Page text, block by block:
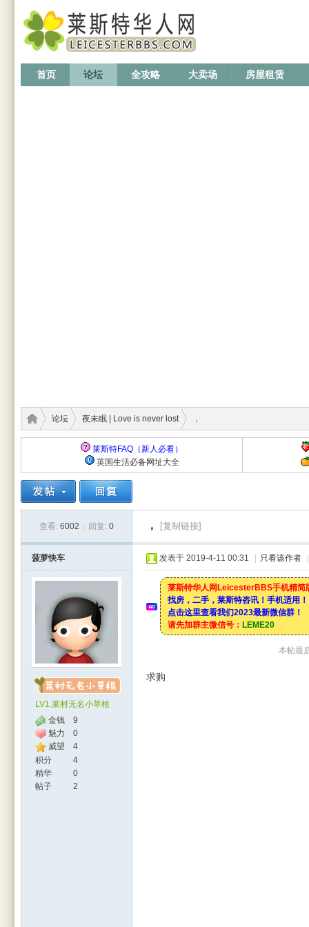
首页 论坛 全攻略 大卖场 房屋租赁
人网
论坛 夜未眠 | Love is never lost ，
莱斯特FAQ（新人必看）
英国生活必备网址大全
查看: 6002 回复: 0 ， [复制链接]
菠萝快车
LV1.莱村无名小草根
金钱
9
魅力
0
威望
4
积分
4
精华
0
帖子
2
发表于 2019-4-11 00:31 只看该作者
莱斯特华人网LeicesterBBS手机精简
找房，二手，莱斯特咨讯！手机适用！
点击这里查看我们2023最新微信群！
请先加群主微信号： LEME20
本帖最
求购